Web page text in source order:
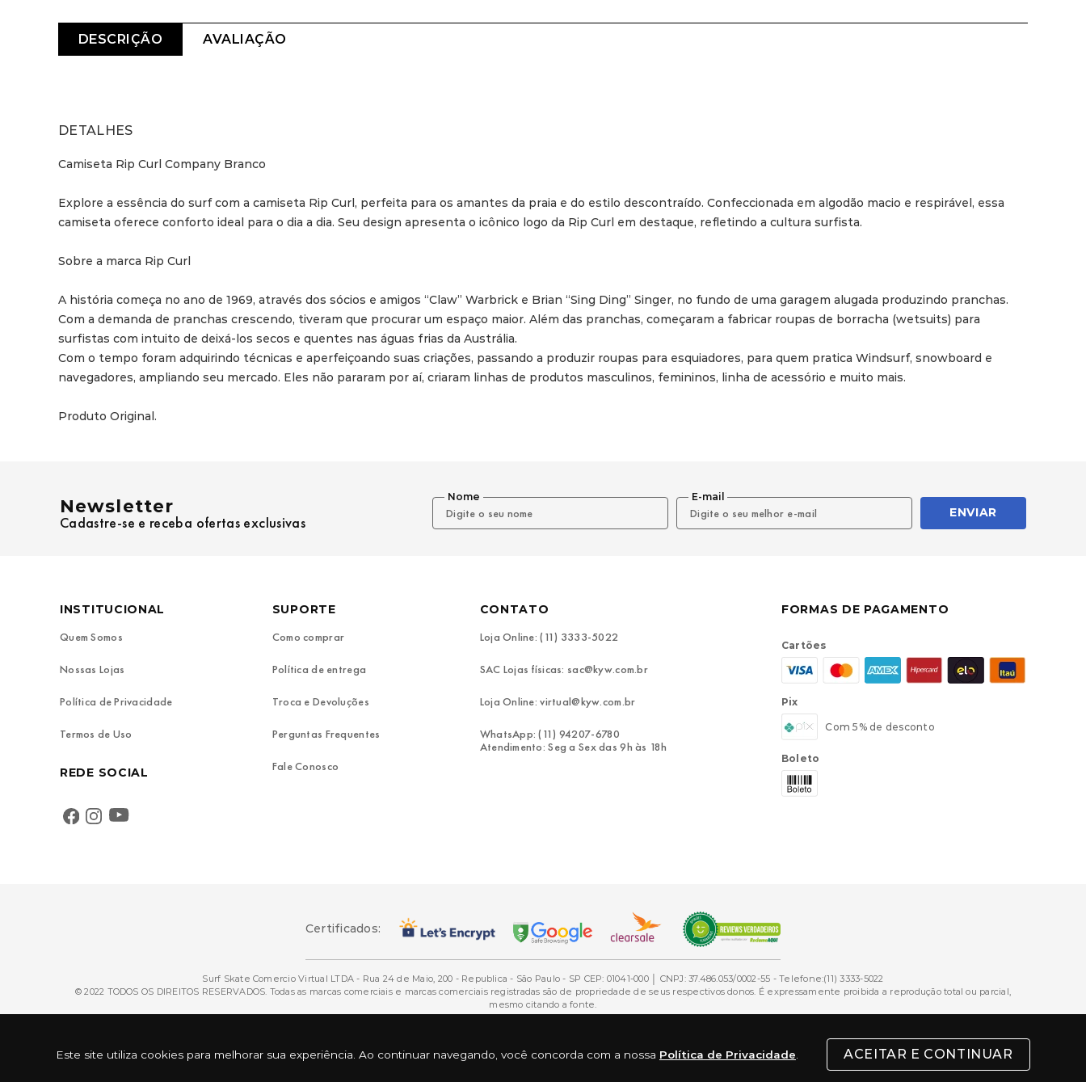
Este site utiliza cookies para melhorar sua experiência. Ao continuar navegando, você concorda com a nossa Política de Privacidade ACEITAR E CONTINUAR
DESCRIÇÃO AVALIAÇÃO
DETALHES
Camiseta Rip Curl Company Branco
Explore a essência do surf com a camiseta Rip Curl, perfeita para os amantes da praia e do estilo descontraído. Confeccionada em algodão macio e respirável, essa
camiseta oferece conforto ideal para o dia a dia. Seu design apresenta o icônico logo da Rip Curl em destaque, refletindo a cultura surfista.
Sobre a marca Rip Curl
A história começa no ano de 1969, através dos sócios e amigos “Claw” Warbrick e Brian “Sing Ding” Singer, no fundo de uma garagem alugada produzindo pranchas.
Com a demanda de pranchas crescendo, tiveram que procurar um espaço maior. Além das pranchas, começaram a fabricar roupas de borracha (wetsuits) para
surfistas com intuito de deixá-los secos e quentes nas águas frias da Austrália.
Com o tempo foram adquirindo técnicas e aperfeiçoando suas criações, passando a produzir roupas para esquiadores, para quem pratica Windsurf, snowboard e
navegadores, ampliando seu mercado. Eles não pararam por aí, criaram linhas de produtos masculinos, femininos, linha de acessório e muito mais.
Produto Original.
Newsletter
Cadastre-se e receba ofertas exclusivas
Nome E-mail
ENVIAR
INSTITUCIONAL
Quem Somos
Nossas Lojas
Política de Privacidade
Termos de Uso
REDE SOCIAL
SUPORTE
Como comprar
Política de entrega
Troca e Devoluções
Perguntas Frequentes
Fale Conosco
CONTATO
Loja Online: (11) 3333-5022
SAC Lojas físicas: sac@kyw.com.br
Loja Online: virtual@kyw.com.br
WhatsApp: (11) 94207-6780
Atendimento: Seg a Sex das 9h às 18h
FORMAS DE PAGAMENTO
Cartões
Pix
Com 5% de desconto
Boleto
Certificados:
Surf Skate Comercio Virtual LTDA - Rua 24 de Maio, 200 - Republica - São Paulo - SP CEP: 01041-000 │ CNPJ: 37.486.053/0002-55 - Telefone:(11) 3333-5022
© 2022 TODOS OS DIREITOS RESERVADOS. Todas as marcas comerciais e marcas comerciais registradas são de propriedade de seus respectivos donos. É expressamente proibida a reprodução total ou parcial,
mesmo citando a fonte.
Desenvolvimento e Tecnologia